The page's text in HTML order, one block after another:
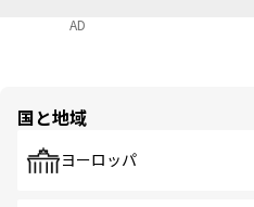
AD
国と地域
ヨーロッパ